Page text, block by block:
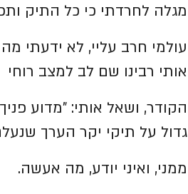
מגלה לחרדתי כי כל התיק
עולמי חרב עליי, לא ידעתי
אותי רבינו שם לב למצב רוחי
הקודר, ושאל אותי: "מדוע
גדול על תיקי יקר הערך
ממני, ואיני יודע, מה אעשה.